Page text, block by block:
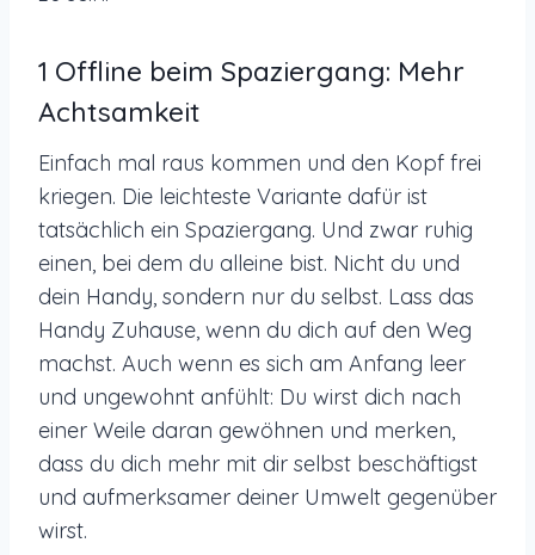
1 Offline beim Spaziergang: Mehr
Achtsamkeit
Einfach mal raus kommen und den Kopf frei
kriegen. Die leichteste Variante dafür ist
tatsächlich ein Spaziergang. Und zwar ruhig
einen, bei dem du alleine bist. Nicht du und
dein Handy, sondern nur du selbst. Lass das
Handy Zuhause, wenn du dich auf den Weg
machst. Auch wenn es sich am Anfang leer
und ungewohnt anfühlt: Du wirst dich nach
einer Weile daran gewöhnen und merken,
dass du dich mehr mit dir selbst beschäftigst
und aufmerksamer deiner Umwelt gegenüber
wirst.